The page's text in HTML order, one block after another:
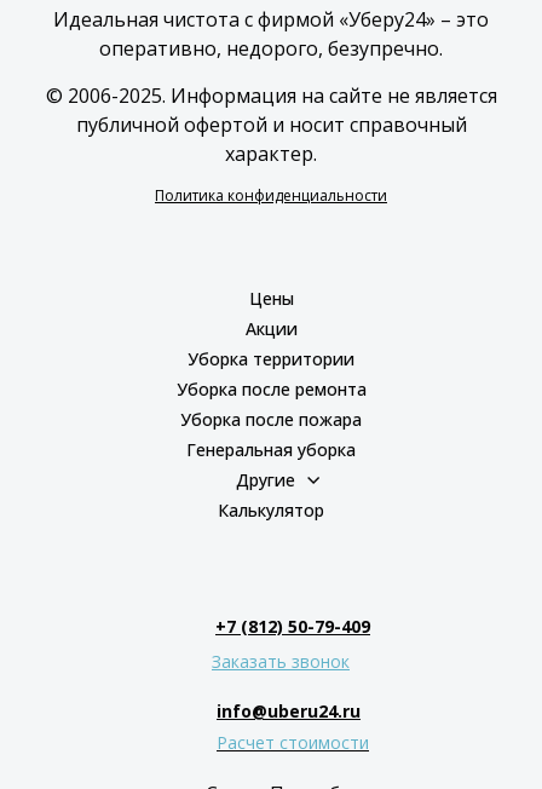
Идеальная чистота с фирмой «Уберу24» – это
оперативно, недорого, безупречно.
© 2006-2025. Информация на сайте не является
публичной офертой и носит справочный
характер.
Политика конфиденциальности
Цены
Акции
Уборка территории
Уборка после ремонта
Уборка после пожара
Генеральная уборка
Другие
Калькулятор
+7 (812) 50-79-409
Заказать звонок
info@uberu24.ru
Расчет стоимости